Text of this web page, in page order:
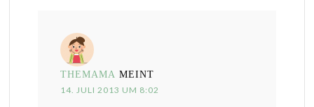
THEMAMA MEINT
14. JULI 2013 UM 8:02